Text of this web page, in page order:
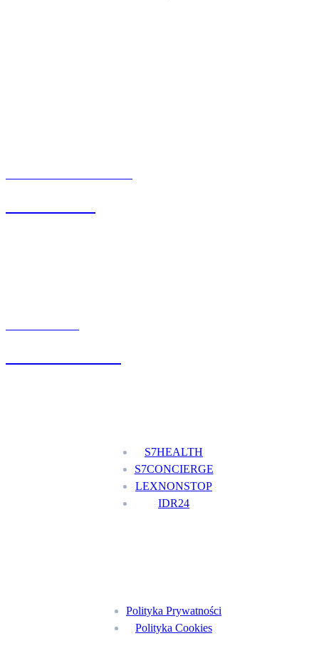
S7HEALTH
S7CONCIERGE
LEXNONSTOP
IDR24
Polityka Prywatności
Polityka Cookies